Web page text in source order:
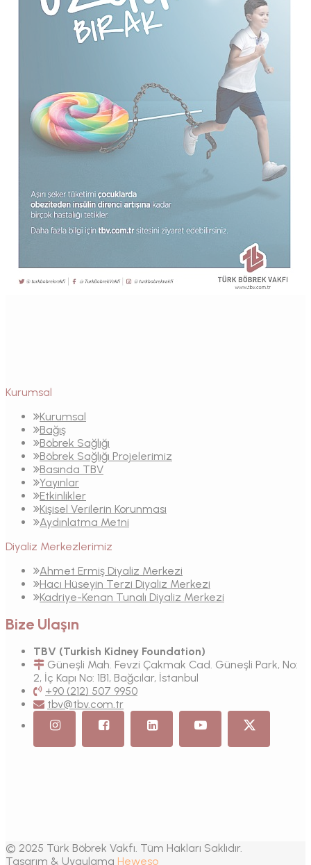
Kurumsal
Kurumsal
Bağış
Böbrek Sağlığı
Böbrek Sağlığı Projelerimiz
Basında TBV
Yayınlar
Etkinlikler
Kişisel Verilerin Korunması
Aydınlatma Metni
Diyaliz Merkezlerimiz
Ahmet Ermiş Diyaliz Merkezi
Hacı Hüseyin Terzi Diyaliz Merkezi
Kadriye-Kenan Tunalı Diyaliz Merkezi
Bize Ulaşın
TBV (Turkish Kidney Foundation)
Güneşli Mah. Fevzi Çakmak Cad. Güneşli Park, No:
2, İç Kapı No: 1B1, Bağcılar, İstanbul
+90 (212) 507 9950
tbv@tbv.com.tr
© 2025 Türk Böbrek Vakfı. Tüm Hakları Saklıdır.
Tasarım & Uygulama Heweso